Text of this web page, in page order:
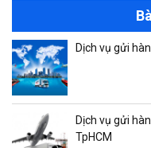
Dịch vụ gửi
Dịch vụ gửi
TpHCM